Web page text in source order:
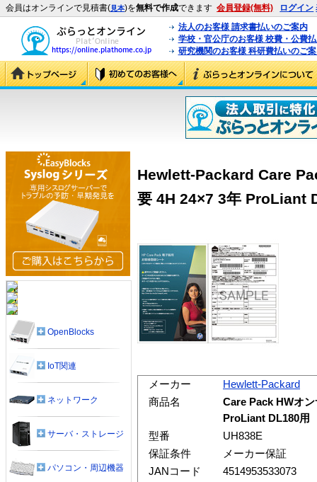
会員はオンラインで見積書(見本)を無料で作成できます 会員登録(無料) ログイン
法人のお客様 請求書払いのご案内
学校・官公庁のお客様 校費・公費
研究機関のお客様 科研費払いのご
Hewlett-Packard Care
要 4H 24×7 3年 ProLiant
メーカー
Hewlett-Packard
商品名
Care Pack HWオ
ProLiant DL180用
型番
UH838E
保証条件
メーカー保証
JANコード
4514953533073
OpenBlocks
IoT関連
ネットワーク
サーバ・ストレージ
パソコン・周辺機器